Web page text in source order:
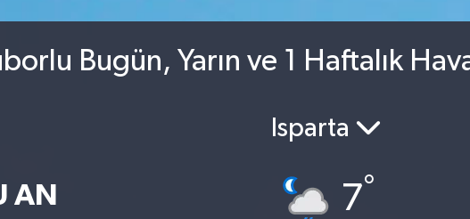
Bugün, Yarın ve 1 Haftalık
AN
Isparta
7°